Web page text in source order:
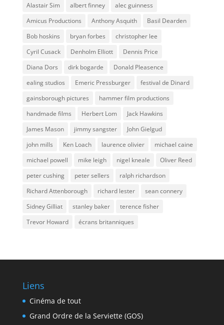
Alastair Sim albert finney
alec guinness
Amicus Productions
Anthony Asquith
Basil Dearden
Bob hoskins
bryan forbes
christopher lee
Cyril Cusack
Denholm Elliott
Dennis Price
Diana Dors
dirk bogarde
Donald Pleasence
ealing studios
Emeric Pressburger
festival de Dinard
gainsborough pictures
hammer film productions
handmade films
Herbert Lom
Jack Hawkins
James Mason
jimmy sangster
John Gielgud
john mills
Ken Loach laurence olivier
michael caine
michael powell
mike leigh nigel kneale
Oliver Reed
peter cushing
peter sellers
ralph richardson
Richard Attenborough
richard lester
sean connery
Sidney Gilliat
stanley baker
terence fisher
Trevor Howard
écrans britanniques
Liens
Cinéma de tout
Grand Ordre de la Serviette (GOS)